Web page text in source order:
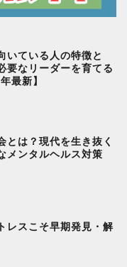
いている人の特徴と
要なリーダーを育てる
最新】
とは？現代を生き抜く
メンタルヘルス対策
レスこそ早期発見・解